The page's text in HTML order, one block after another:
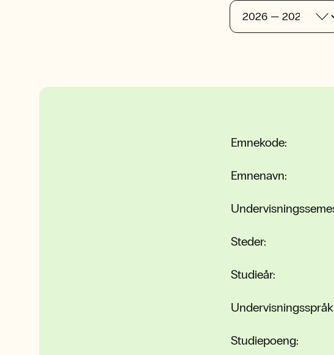
Emnekode:
Emnenavn:
Steder:
Studieår:
Studiepoeng: